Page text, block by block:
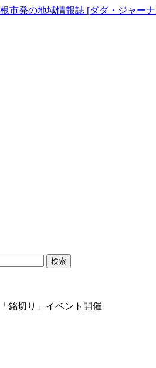
市発の地域情報誌 [ダダ・ジャー
銘切り」イベント開催